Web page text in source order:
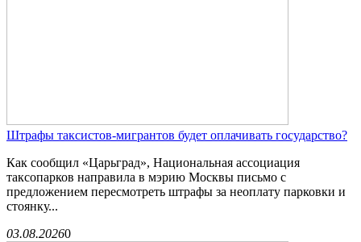
Штрафы таксистов-мигрантов будет оплачивать государство?
Как сообщил «Царьград», Национальная ассоциация
таксопарков направила в мэрию Москвы письмо с
предложением пересмотреть штрафы за неоплату парковки и
стоянку...
03.08.20260